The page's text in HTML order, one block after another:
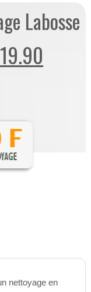
Labosse
nettoyage en